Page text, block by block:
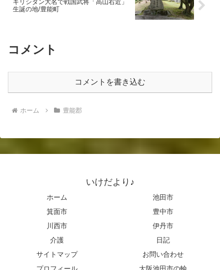
キリシタン大名で戦国武将「高山右近」
生誕の地/豊能町
コメント
コメントを書き込む
ホーム 豊能郡
いけだより♪
ホーム
池田市
箕面市
豊中市
川西市
伊丹市
介護
日記
サイトマップ
お問い合わせ